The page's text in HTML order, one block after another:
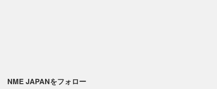
NME JAPANをフォロー